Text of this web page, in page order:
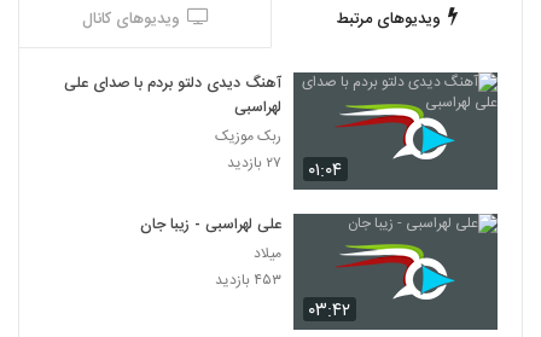
ویدیوهای مرتبط ویدیوهای کانال
۰۱:۰۴
آهنگ دیدی دلتو بردم با صدای علی
لهراسبی
ربک موزیک
۲۷ بازدید
۰۳:۴۲
علی لهراسبی - زیبا جان
میلاد
۴۵۳ بازدید